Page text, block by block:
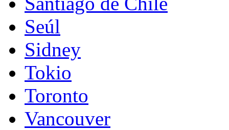
Seúl
Sidney
Tokio
Toronto
Vancouver